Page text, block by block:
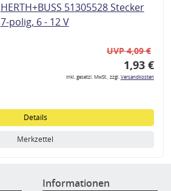
HERTH+BUSS 51305528 Stecker
7-polig, 6 - 12 V
UVP 4,09 €
1,93 €
inkl. gesetzl. MwSt., zzgl.Versandkosten
Details
Merkzettel
Informationen